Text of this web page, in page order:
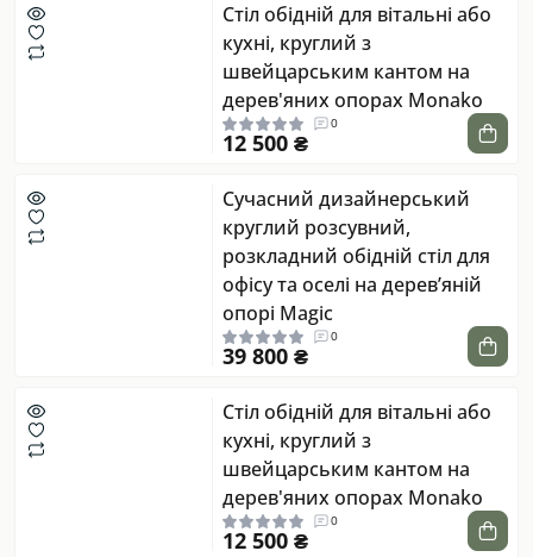
Стіл обідній для вітальні або
кухні, круглий з
швейцарським кантом на
дерев'яних опорах Monako
0
12 500 ₴
Сучасний дизайнерський
круглий розсувний,
розкладний обідній стіл для
офісу та оселі на дерев’яній
опорі Magic
0
39 800 ₴
Стіл обідній для вітальні або
кухні, круглий з
швейцарським кантом на
дерев'яних опорах Monako
0
12 500 ₴